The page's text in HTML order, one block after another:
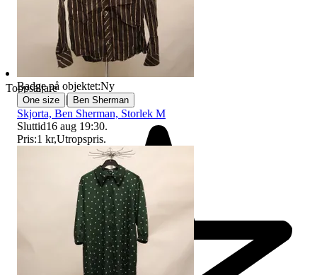
Toppsäljare
Badge på objektet:Ny
One size | Ben Sherman
Skjorta, Ben Sherman, Storlek M
Sluttid16 aug 19:30.
Pris:1 kr,Utropspris.